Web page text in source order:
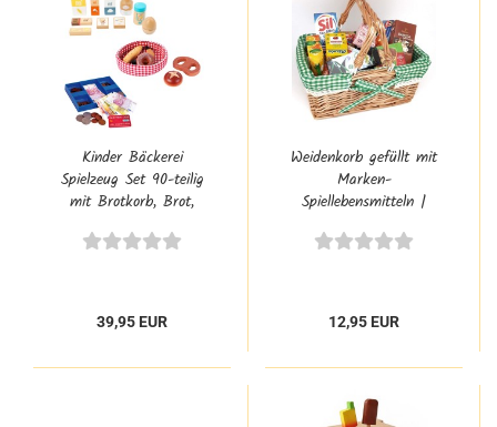
Kinder Bäckerei
Spielzeug Set 90-teilig
mit Brotkorb, Brot,
39,95 EUR
Weidenkorb gefüllt mit
Marken-
Spiellebensmitteln |
12,95 EUR